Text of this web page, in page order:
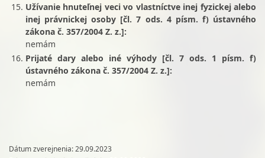
Užívanie hnuteľnej veci vo vlastníctve inej fyzickej alebo
inej právnickej osoby [čl. 7 ods. 4 písm. f) ústavného
zákona č. 357/2004 Z. z.]:
nemám
Prijaté dary alebo iné výhody [čl. 7 ods. 1 písm. f)
ústavného zákona č. 357/2004 Z. z.]:
nemám
Dátum zverejnenia: 29.09.2023